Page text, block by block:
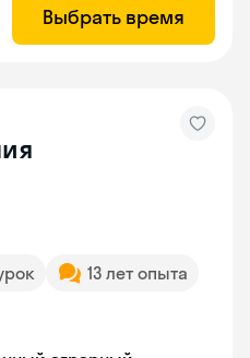
Выбрать время
13 лет опыта